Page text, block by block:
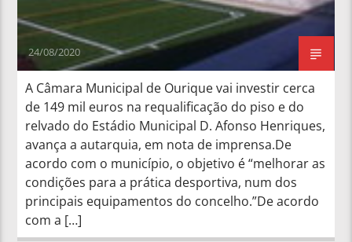
24/08/2020
A Câmara Municipal de Ourique vai investir cerca
de 149 mil euros na requalificação do piso e do
relvado do Estádio Municipal D. Afonso Henriques,
avança a autarquia, em nota de imprensa.De
acordo com o município, o objetivo é “melhorar as
condições para a prática desportiva, num dos
principais equipamentos do concelho.”De acordo
com a […]